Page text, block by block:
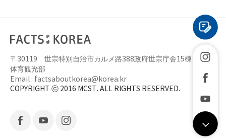
〒30119 世宗特別自治市カルメ路388政府世宗庁舎15棟 文化
体育観光部
Email : factsaboutkorea@korea.kr
COPYRIGHT ⓒ 2016 MCST. ALL RIGHTS RESERVED.